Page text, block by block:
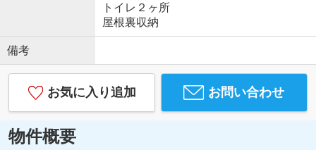
トイレ２ヶ所
屋根裏収納
備考
お気に入り追加 お問い合わせ
物件概要